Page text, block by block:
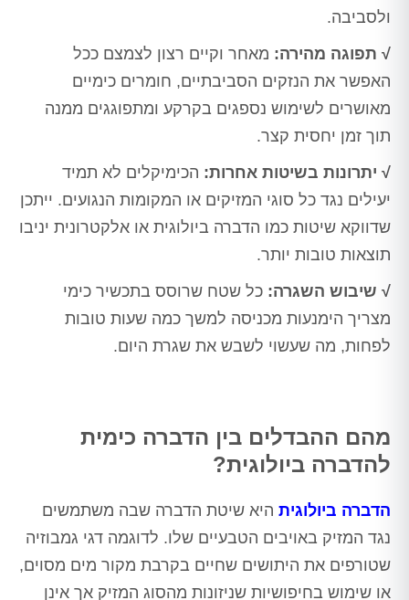
ולסביבה.
√ תפוגה מהירה: מאחר וקיים רצון לצמצם ככל
האפשר את הנזקים הסביבתיים, חומרים כימיים
מאושרים לשימוש נספגים בקרקע ומתפוגגים ממנה
תוך זמן יחסית קצר.
√ יתרונות בשיטות אחרות: הכימיקלים לא תמיד
יעילים נגד כל סוגי המזיקים או המקומות הנגועים. ייתכן
שדווקא שיטות כמו הדברה ביולוגית או אלקטרונית יניבו
תוצאות טובות יותר.
√ שיבוש השגרה: כל שטח שרוסס בתכשיר כימי
מצריך הימנעות מכניסה למשך כמה שעות טובות
לפחות, מה שעשוי לשבש את שגרת היום.
מהם ההבדלים בין הדברה כימית
להדברה ביולוגית?
הדברה ביולוגית היא שיטת הדברה שבה משתמשים
נגד המזיק באויבים הטבעיים שלו. לדוגמה דגי גמבוזיה
שטורפים את היתושים שחיים בקרבת מקור מים מסוים,
או שימוש בחיפושיות שניזונות מהסוג המזיק אך אינן